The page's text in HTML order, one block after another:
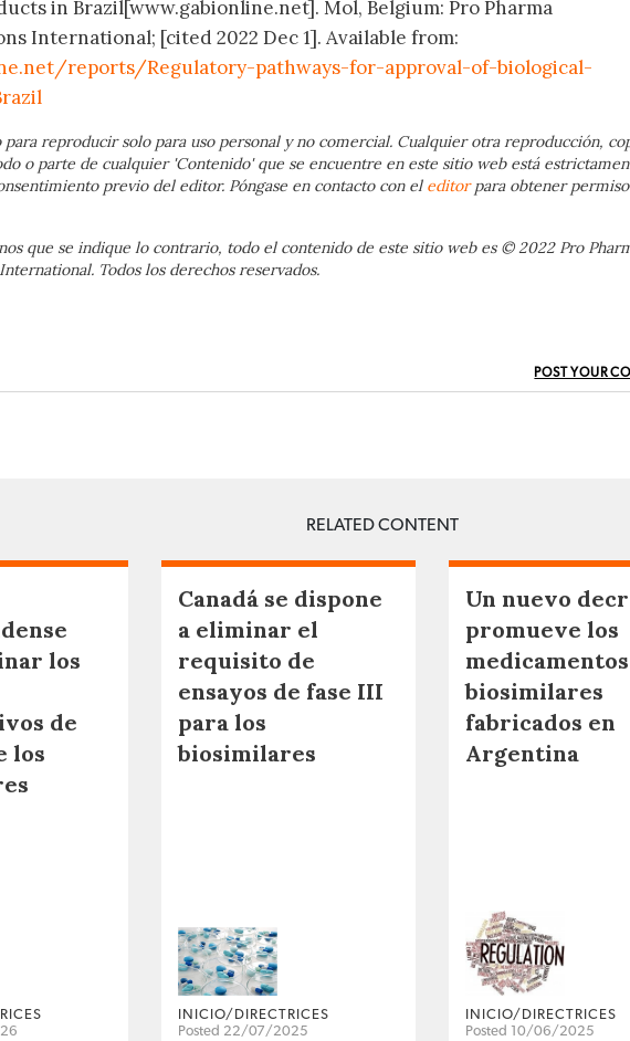
in Brazil[www.gabionline.net]. Mol, Belgium: Pro Pharma
International; [cited 2022 Dec 1]. Available from:
reports/Regulatory-pathways-for-approval-of-biological-
para reproducir solo para uso personal y no comercial. Cualquier otra reproducción,
o parte de cualquier 'Contenido' que se encuentre en este sitio web está
previo del editor. Póngase en contacto con el editorpara obtener
que se indique lo contrario, todo el contenido de este sitio web es © 2022 Pro
Todos los derechos reservados.
POST YOUR
RELATED CONTENT
los
de
los
Canadá se dispone
a eliminar el
requisito de
ensayos de fase III
para los
biosimilares
INICIO/DIRECTRICES
Posted 22/07/2025
Un nuevo
promueve los
medicamentos
biosimilares
fabricados en
Argentina
INICIO/DIRECTRICES
Posted 10/06/2025